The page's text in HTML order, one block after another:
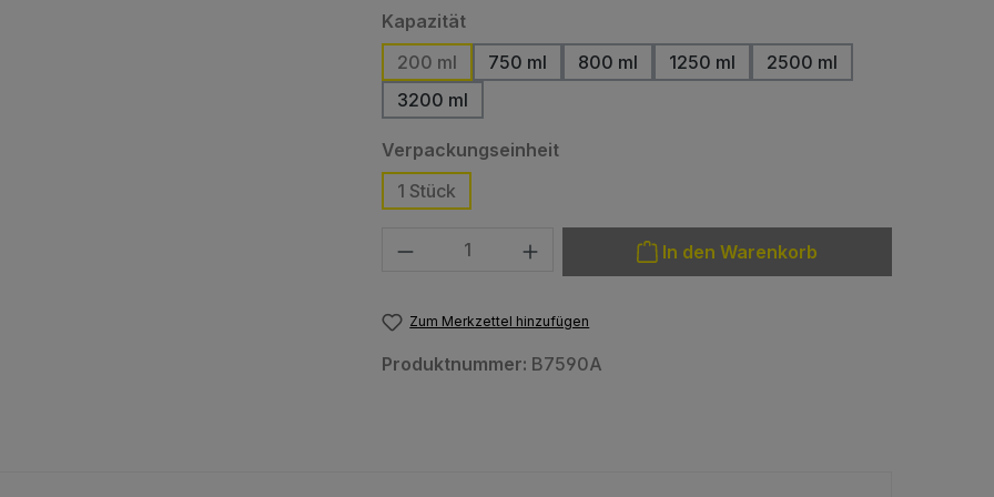
Kapazitätauswählen
200 ml
750 ml 800 ml
(Diese Option ist zurzeit nicht verfügbar.)
1250 ml
2500 ml
3200 ml
Verpackungseinheitauswählen
1 Stück
Produkt Anzahl: Gib den gewünschten Wert ein oder benutze die
In den Warenkorb
Zum Merkzettel hinzufügen
Produktnummer: B7590A